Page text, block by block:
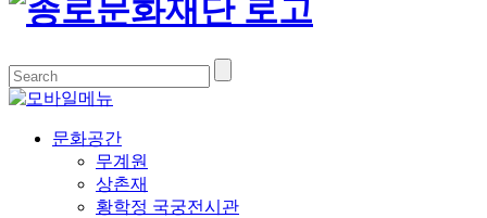
문화공간
무계원
상촌재
황학정 국궁전시관